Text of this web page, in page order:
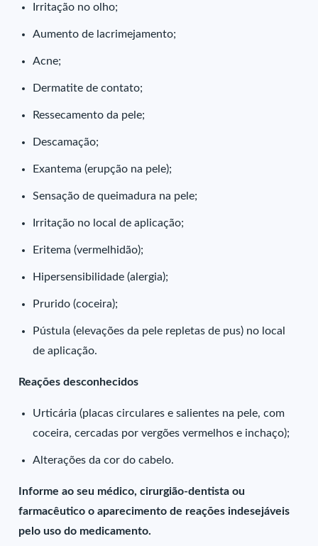
Irritação no olho;
Aumento de lacrimejamento;
Acne;
Dermatite de contato;
Ressecamento da pele;
Descamação;
Exantema (erupção na pele);
Sensação de queimadura na pele;
Irritação no local de aplicação;
Eritema (vermelhidão);
Hipersensibilidade (alergia);
Prurido (coceira);
Pústula (elevações da pele repletas de pus) no local
de aplicação.
Reações desconhecidos
Urticária (placas circulares e salientes na pele, com
coceira, cercadas por vergões vermelhos e inchaço);
Alterações da cor do cabelo.
Informe ao seu médico, cirurgião-dentista ou
farmacêutico o aparecimento de reações indesejáveis
pelo uso do medicamento.